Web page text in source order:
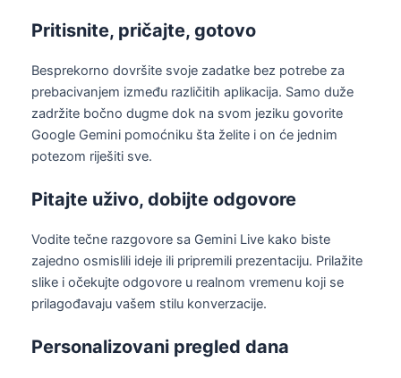
Pritisnite, pričajte, gotovo
Besprekorno dovršite svoje zadatke bez potrebe za
prebacivanjem između različitih aplikacija. Samo duže
zadržite bočno dugme dok na svom jeziku govorite
Google Gemini pomoćniku šta želite i on će jednim
potezom riješiti sve.
Pitajte uživo, dobijte odgovore
Vodite tečne razgovore sa Gemini Live kako biste
zajedno osmislili ideje ili pripremili prezentaciju. Prilažite
slike i očekujte odgovore u realnom vremenu koji se
prilagođavaju vašem stilu konverzacije.
Personalizovani pregled dana